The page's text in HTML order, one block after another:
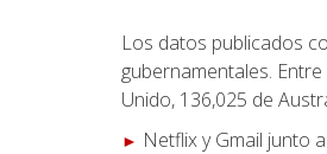
Los datos publicados
gubernamentales.
Unido, 136,025 de
► Netflix y Gmail junto